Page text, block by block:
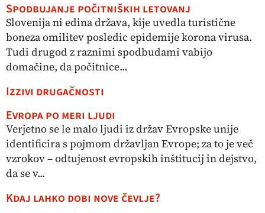
Spodbujanje počitniških letovanj
Slovenija ni edina država, kije uvedla turistične
boneza omilitev posledic epidemije korona virusa.
Tudi drugod z raznimi spodbudami vabijo
domačine, da počitnice...
Izzivi drugačnosti
Evropa po meri ljudi
Verjetno se le malo ljudi iz držav Evropske unije
identificira s pojmom državljan Evrope; za to je več
vzrokov – odtujenost evropskih inštitucij in dejstvo,
da se v...
Kdaj lahko dobi nove čevlje?